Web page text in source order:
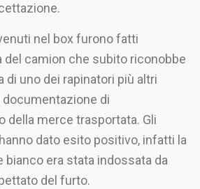
nel box furono fatti
del camion che subito riconobbe
di uno dei rapinatori più altri
di
della merce trasportata. Gli
dato esito positivo, infatti la
bianco era stata indossata da
del furto.